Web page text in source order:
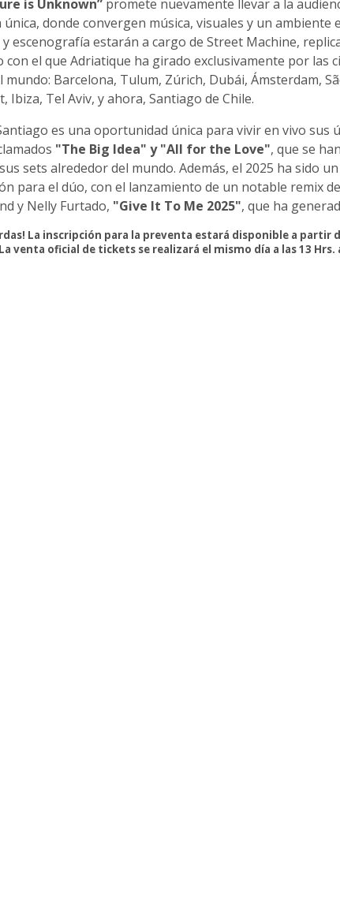
is Unknown”promete nuevamente llevar a la
donde convergen música, visuales y un ambiente
escenografía estarán a cargo de Street Machine,
con el que Adriatique ha girado exclusivamente por las
mundo: Barcelona, Tulum, Zúrich, Dubái, Ámsterdam,
Ibiza, Tel Aviv, y ahora, Santiago de Chile.
es una oportunidad única para vivir en vivo sus
"The Big Idea" y "All for the Love", que se
sets alrededor del mundo. Además, el 2025 ha sido
para el dúo, con el lanzamiento de un notable remix
y Nelly Furtado, "Give It To Me 2025", que ha
La inscripción para la preventa estará disponible a partir
venta oficial de tickets se realizará el mismo día a las 13